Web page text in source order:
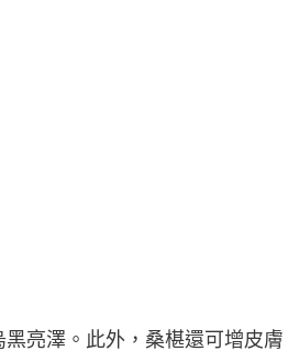
亮澤。此外，桑椹還可增皮